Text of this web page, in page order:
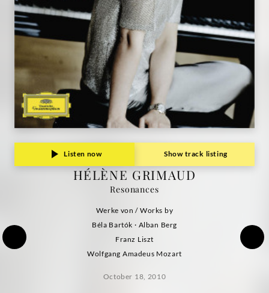
Listen now Show track listing
HÉLÈNE GRIMAUD
Resonances
Werke von / Works by
Béla Bartók · Alban Berg
Franz Liszt
Wolfgang Amadeus Mozart
October 18, 2010